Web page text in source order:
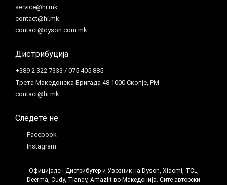
service@hi.mk
contact@hi.mk
contact@dyson.com.mk
Дистрибуција
+389 2 322 7333 / 075 405 885
Трета Македонска Бригада 48 1000 Скопје, РМ
contact@hi.mk
Следете не
Facebook
Instagram
Официјален Дистрибутер и Увозник на Dyson, Xiaomi, TCL,
Deerma, Cudy, Tiandy, Amazfit во Македонија. Сите авторски